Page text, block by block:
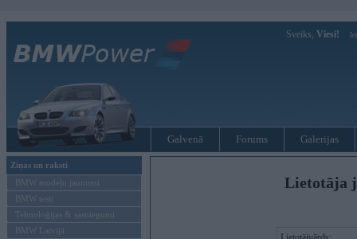
Sveiks, Viesi!
Galvenā Forums Galerijas
Ziņas un raksti
BMW modeļu jaunumi
BMW testi
Tehnoloģijas & sasniegumi
BMW Latvijā
Lietotāja